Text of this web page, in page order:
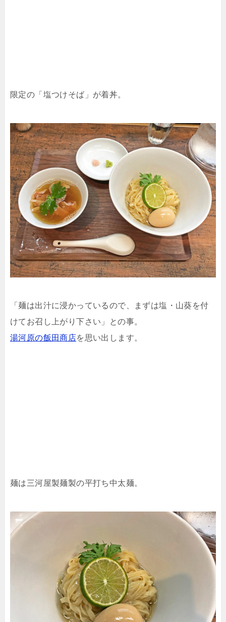
限定の「塩つけそば」が着丼。
「麺は出汁に浸かっているので、まずは塩・山葵を付
けてお召し上がり下さい」との事。
湯河原の飯田商店を思い出します。
麺は三河屋製麺製の平打ち中太麺。